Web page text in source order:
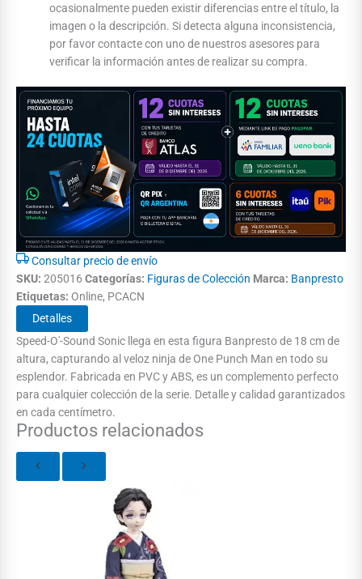
ocasionalmente pueden existir diferencias entre el título, la
imagen o la descripción. Si detecta alguna inconsistencia,
por favor contacte con uno de nuestros asesores para
verificar la información antes de realizar su compra.
Consultar precio de envío
SKU: 205016 Categorías: Figuras de Colección Marca: Banpresto
Etiquetas: Online, PCACN
Detalles
Speed-O'-Sound Sonic llega en esta figura Banpresto de 18 cm de
altura, capturando al veloz ninja de One Punch Man en todo su
esplendor. Fabricada en PVC y ABS, es un complemento perfecto
para cualquier colección de la serie. Detalle y calidad garantizados
en cada centímetro.
Productos relacionados